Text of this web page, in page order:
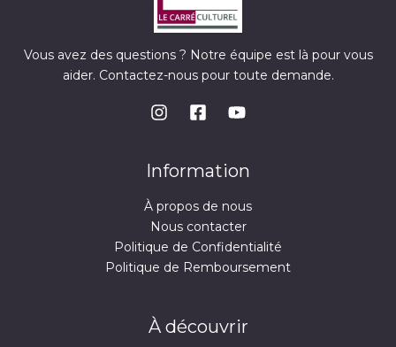
Vous avez des questions ? Notre équipe est là pour vous
aider. Contactez-nous pour toute demande.
Information
À propos de nous
Nous contacter
Politique de Confidentialité
Politique de Remboursement
À découvrir